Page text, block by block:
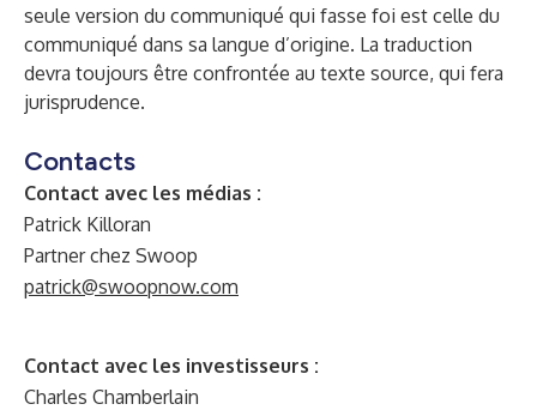
seule version du communiqué qui fasse foi est celle du
communiqué dans sa langue d’origine. La traduction
devra toujours être confrontée au texte source, qui fera
jurisprudence.
Contacts
Contact avec les médias :
Patrick Killoran
Partner chez Swoop
patrick@swoopnow.com
Contact avec les investisseurs :
Charles Chamberlain